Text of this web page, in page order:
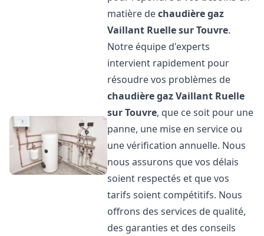
matière dechaudière gaz
Vaillant Ruelle sur Touvre.
Notre équipe d'experts
intervient rapidement pour
résoudre vos problèmes de
chaudière gaz Vaillant Ruelle
sur Touvre, que ce soit pour une
panne, une mise en service ou
une vérification annuelle. Nous
nous assurons que vos délais
soient respectés et que vos
tarifs soient compétitifs. Nous
offrons des services de qualité,
des garanties et des conseils